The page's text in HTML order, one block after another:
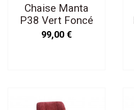
Chaise Manta
P38 Vert Foncé
Brush
99,00 €